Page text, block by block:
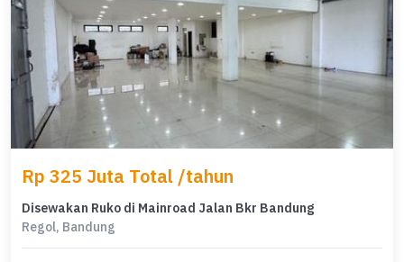
Rp 325 Juta Total /tahun
Disewakan Ruko di Mainroad Jalan Bkr Bandung
Regol, Bandung